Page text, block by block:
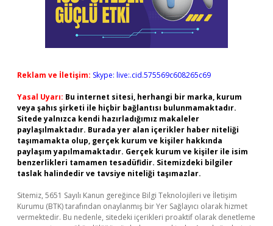
Reklam ve İletişim: Skype: live:.cid.575569c608265c69
Yasal Uyarı: Bu internet sitesi, herhangi bir marka, kurum
veya şahıs şirketi ile hiçbir bağlantısı bulunmamaktadır.
Sitede yalnızca kendi hazırladığımız makaleler
paylaşılmaktadır. Burada yer alan içerikler haber niteliği
taşımamakta olup, gerçek kurum ve kişiler hakkında
paylaşım yapılmamaktadır. Gerçek kurum ve kişiler ile isim
benzerlikleri tamamen tesadüfidir. Sitemizdeki bilgiler
taslak halindedir ve tavsiye niteliği taşımazlar.
Sitemiz, 5651 Sayılı Kanun gereğince Bilgi Teknolojileri ve İletişim
Kurumu (BTK) tarafından onaylanmış bir Yer Sağlayıcı olarak hizmet
vermektedir. Bu nedenle, sitedeki içerikleri proaktif olarak denetleme